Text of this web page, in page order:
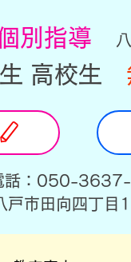
別指導
高校生
話：050-
戸市田向四丁